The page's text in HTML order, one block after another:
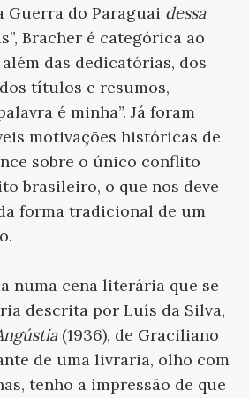
Guerra do Paraguai dessa
Bracher é categórica ao
das dedicatórias, dos
títulos e resumos,
é minha”. Já foram
motivações históricas de
sobre o único conflito
brasileiro, o que nos deve
forma tradicional de um
numa cena literária que se
descrita por Luís da Silva,
(1936), de Graciliano
de uma livraria, olho com
tenho a impressão de que